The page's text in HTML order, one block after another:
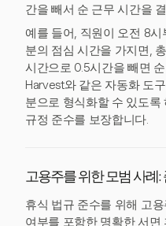
간을 빼서 순 근무 시간을
예를 들어, 직원이 오전 8
분의 점심 시간을 가지면,
시간으로 0.5시간을 빼면
Harvest와 같은 자동화 도
분으로 형식화할 수 있도
규정 준수를 보장합니다.
고용주를 위한 모범 사례:
휴식 법규 준수를 위해 고
여부를 포함한 명확한 서면